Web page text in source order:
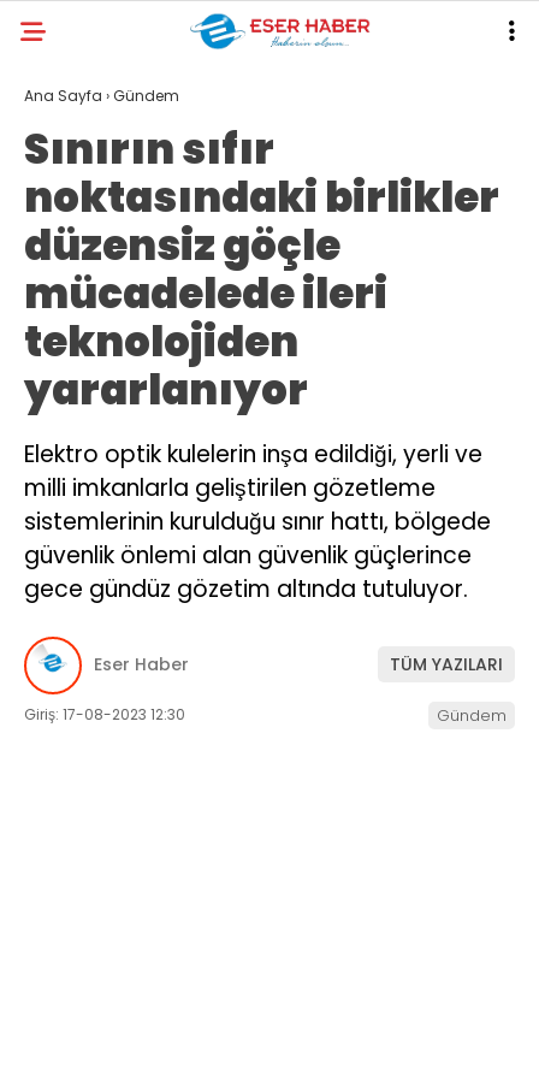
GALERİ VİDEO
ANTALYA
EKONOMI
POLITIKA
DÜNYA
SPOR
MAGAZIN
SAĞLIK
RESMI İLANLAR
SERVISLER
Ana Sayfa ›Gündem
Sınırın sıfır
noktasındaki birlikler
düzensiz göçle
mücadelede ileri
teknolojiden
yararlanıyor
Elektro optik kulelerin inşa edildiği, yerli ve
milli imkanlarla geliştirilen gözetleme
sistemlerinin kurulduğu sınır hattı, bölgede
güvenlik önlemi alan güvenlik güçlerince
gece gündüz gözetim altında tutuluyor.
Eser Haber TÜM YAZILARI
Giriş: 17-08-2023 12:30 Gündem